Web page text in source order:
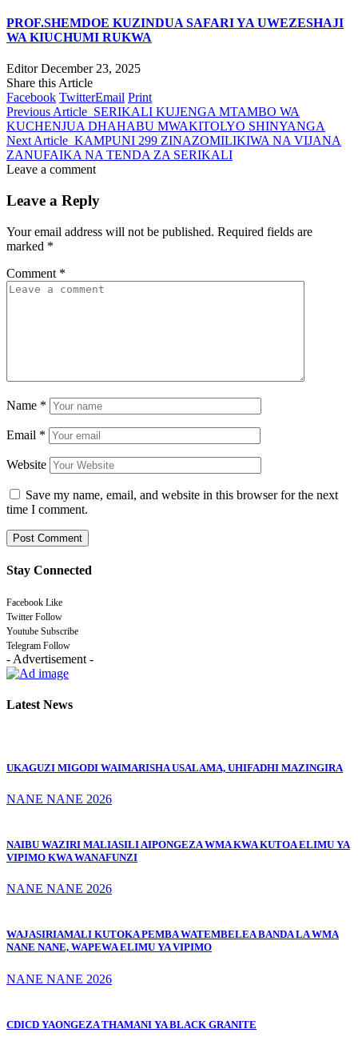
PROF.SHEMDOE KUZINDUA SAFARI YA UWEZESHAJI
WA KIUCHUMI RUKWA
Editor December 23, 2025
Share this Article
Facebook TwitterEmail Print
Previous Article SERIKALI KUJENGA MTAMBO WA
KUCHENJUA DHAHABU MWAKITOLYO SHINYANGA
Next Article KAMPUNI 299 ZINAZOMILIKIWA NA VIJANA
ZANUFAIKA NA TENDA ZA SERIKALI
Leave a comment
Leave a Reply
Your email address will not be published. Required fields are
marked *
Comment *
Name *
Email *
Website
Save my name, email, and website in this browser for the next
time I comment.
Stay Connected
Facebook Like
Twitter Follow
Youtube Subscribe
Telegram Follow
- Advertisement -
Latest News
UKAGUZI MIGODI WAIMARISHA USALAMA, UHIFADHI MAZINGIRA
NANE NANE 2026
NAIBU WAZIRI MALIASILI AIPONGEZA WMA KWA KUTOA ELIMU YA
VIPIMO KWA WANAFUNZI
NANE NANE 2026
WAJASIRIAMALI KUTOKA PEMBA WATEMBELEA BANDA LA WMA
NANE NANE, WAPEWA ELIMU YA VIPIMO
NANE NANE 2026
CDICD YAONGEZA THAMANI YA BLACK GRANITE